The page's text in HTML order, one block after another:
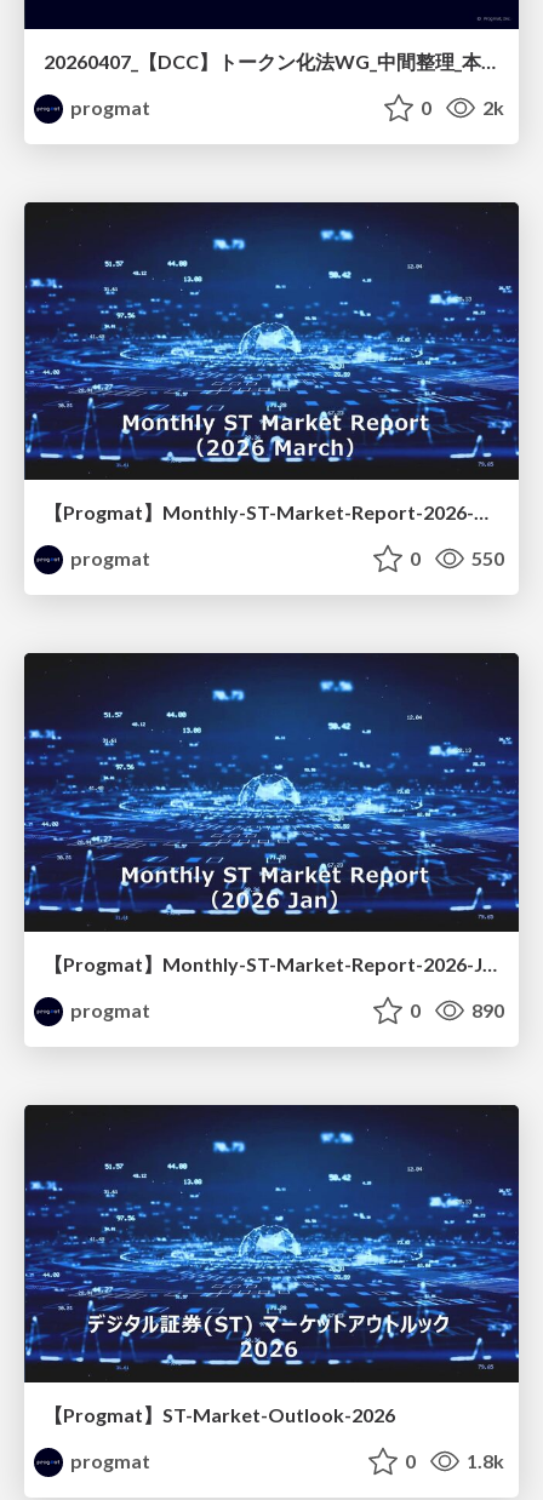
20260407_【DCC】トークン化法WG_中間整理_本紙
progmat
0 2k
【Progmat】Monthly-ST-Market-Report-2026-Mar.
progmat
0 550
【Progmat】Monthly-ST-Market-Report-2026-Jan.
progmat
0 890
【Progmat】ST-Market-Outlook-2026
progmat
0 1.8k